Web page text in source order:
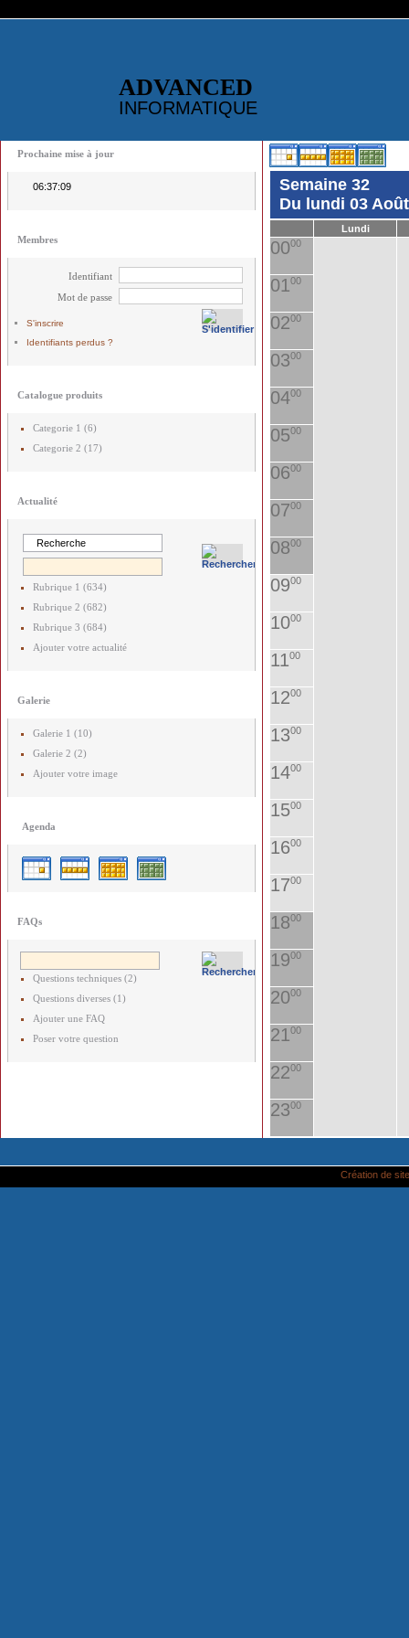
ADVANCED
INFORMATIQUE
Prochaine mise à jour
06:37:09
Membres
Identifiant
Mot de passe
S'inscrire
Identifiants perdus ?
Catalogue produits
Categorie 1 (6)
Categorie 2 (17)
Actualité
Rubrique 1 (634)
Rubrique 2 (682)
Rubrique 3 (684)
Ajouter votre actualité
Galerie
Galerie 1 (10)
Galerie 2 (2)
Ajouter votre image
Agenda
FAQs
Questions techniques (2)
Questions diverses (1)
Ajouter une FAQ
Poser votre question
Semaine 32
Du lundi 03
Lundi
0000
0100
0200
0300
0400
0500
0600
0700
0800
0900
1000
1100
1200
1300
1400
1500
1600
1700
1800
1900
2000
2100
2200
2300
Création de